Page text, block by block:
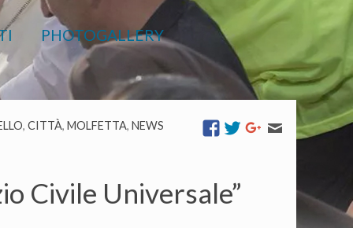
PHOTOGALLERY
, CITTÀ, MOLFETTA, NEWS
Civile Universale”